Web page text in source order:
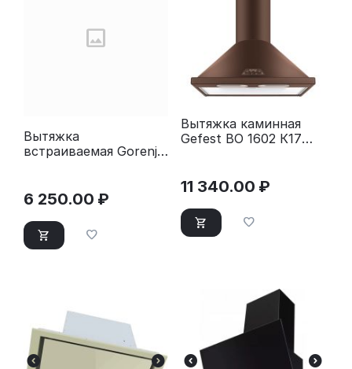
Вытяжка
встраиваемая Gorenje
6 250.00 ₽
Вытяжка каминная
Gefest ВО 1602 К17
11 340.00 ₽